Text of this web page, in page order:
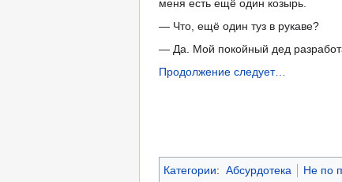
меня есть ещё один козырь.
— Что, ещё один туз в рукаве?
— Да. Мой покойный дед
Продолжение следует…
Категории: Абсурдотека Не по